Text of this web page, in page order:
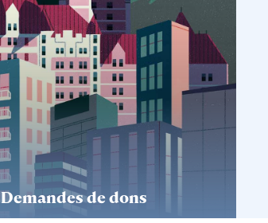
Demandes de dons